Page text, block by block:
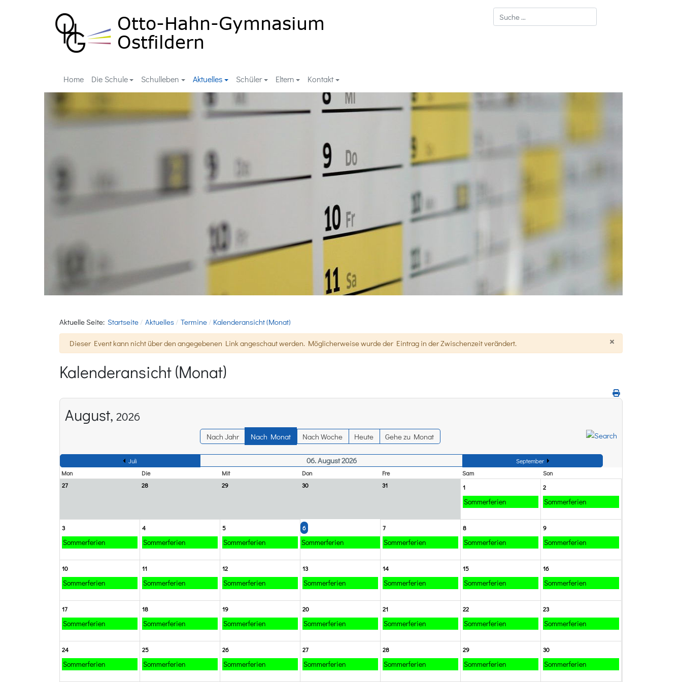
Suchen
Home Die Schule Schulleben Aktuelles Schüler Eltern Kontakt
Aktuelle Seite: Startseite Aktuelles Termine Kalenderansicht (Monat)
×
Warnung
Dieser Event kann nicht über den angegebenen Link angeschaut werden. Möglicherweise wurde der Eintrag in der Zwischenzeit verändert.
Kalenderansicht (Monat)
August, 2026
Nach Jahr Nach Monat Nach Woche Heute Gehe zu Monat
Juli 06. August 2026
September
Mon
Die Mit Don Fre Sam
Son
27
28 29 30 31 1
Sommerferien
2
Sommerferien
3
Sommerferien
4
Sommerferien
5
Sommerferien
6
Sommerferien
7
Sommerferien
8
Sommerferien
9
Sommerferien
10
Sommerferien
11
Sommerferien
12
Sommerferien
13
Sommerferien
14
Sommerferien
15
Sommerferien
16
Sommerferien
17
Sommerferien
18
Sommerferien
19
Sommerferien
20
Sommerferien
21
Sommerferien
22
Sommerferien
23
Sommerferien
24
Sommerferien
25
Sommerferien
26
Sommerferien
27
Sommerferien
28
Sommerferien
29
Sommerferien
30
Sommerferien